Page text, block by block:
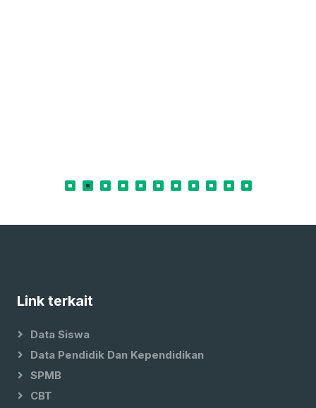
Link terkait
Data Siswa
Data Pendidik Dan Kependidikan
SPMB
CBT